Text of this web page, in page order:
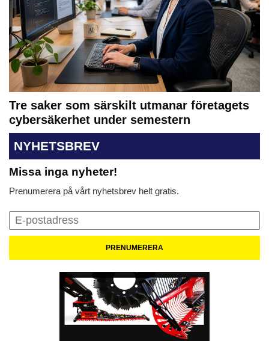
Tre saker som särskilt utmanar företagets
cybersäkerhet under semestern
NYHETSBREV
Missa inga nyheter!
Prenumerera på vårt nyhetsbrev helt gratis.